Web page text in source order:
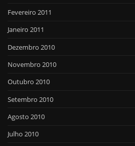
Fevereiro 2011
Janeiro 2011
Dezembro 2010
Novembro 2010
Outubro 2010
Setembro 2010
Agosto 2010
Julho 2010